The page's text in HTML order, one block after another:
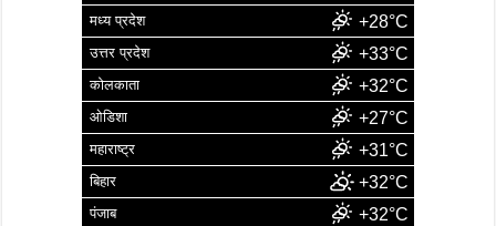
मध्य प्रदेश +28°C
उत्तर प्रदेश +33°C
कोलकाता +32°C
ओडिशा +27°C
महाराष्ट्र +31°C
बिहार +32°C
पंजाब +32°C